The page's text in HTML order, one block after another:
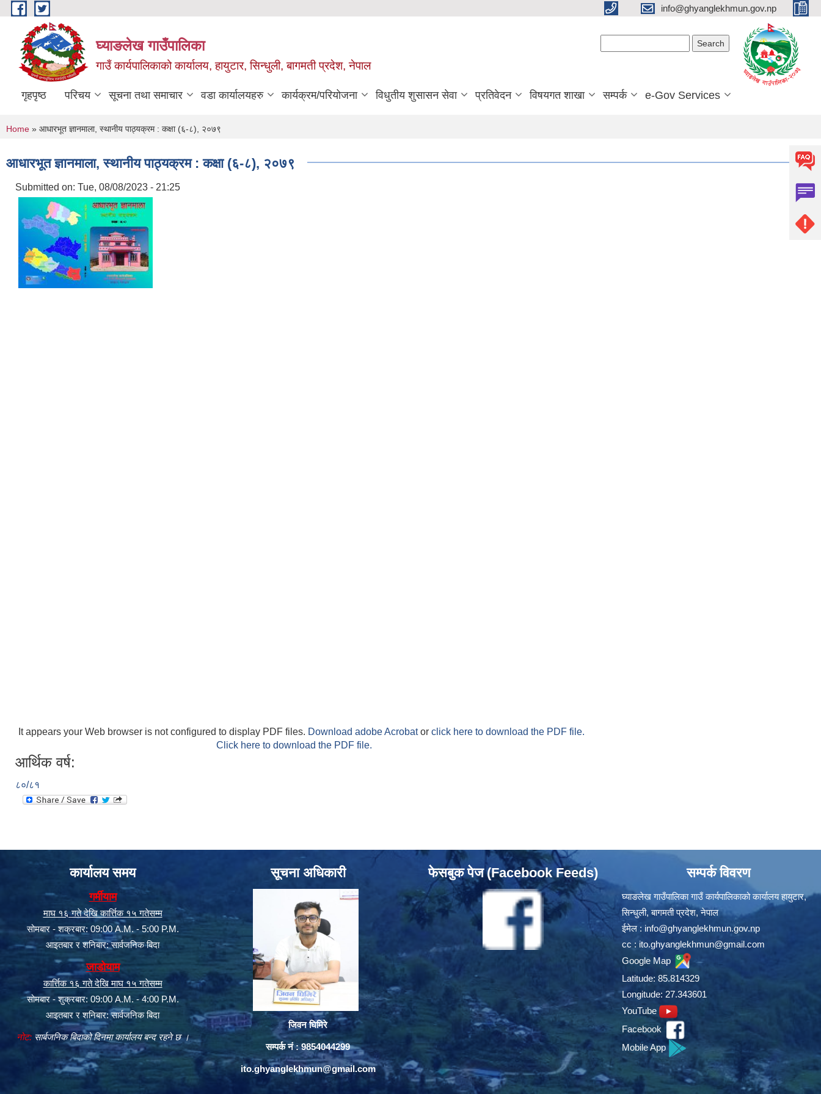
Skip to main content info@ghyanglekhmun.gov.np
घ्याङलेख गाउँपालिका
गाउँ कार्यपालिकाको कार्यालय, हायुटार, सिन्धुली, बागमती प्रदेश, नेपाल
गृहपृष्ठ परिचय सूचना तथा समाचार वडा कार्यालयहरु कार्यक्रम/परियोजना विधुतीय शुसासन सेवा प्रतिवेदन विषयगत शाखा सम्पर्क e-Gov Services
You are here
Home » आधारभूत ज्ञानमाला, स्थानीय पाठ्यक्रम : कक्षा (६-८), २०७९
आधारभूत ज्ञानमाला, स्थानीय पाठ्यक्रम : कक्षा (६-८), २०७९
Submitted on: Tue, 08/08/2023 - 21:25
It appears your Web browser is not configured to display PDF files. Download adobe Acrobator click here to download the PDF file.
Click here to download the PDF file.
आर्थिक वर्ष:
८०/८१
कार्यालय समय
गर्मीयाम
माघ १६ गते देखि कार्त्तिक १५ गतेसम्म
सोमबार - शक्रबार: 09:00 A.M. - 5:00 P.M.
आइतबार र शनिबार: सार्वजनिक बिदा
जाडोयाम
कार्त्तिक १६ गते देखि माघ १५ गतेसम्म
सोमबार - शुक्रबार: 09:00 A.M. - 4:00 P.M.
आइतबार र शनिबार: सार्वजनिक बिदा
नोट:सार्बजनिक बिदाको दिनमा कार्यालय बन्द रहने छ ।
सूचना अधिकारी
जिवन घिमिरे
सम्पर्क नं : 9854044299
ito.ghyanglekhmun@gmail.com
फेसबुक पेज (Facebook Feeds) सम्पर्क विवरण
घ्याङलेख गाउँपालिका गाउँ कार्यपालिकाको कार्यालय हायुटार,
सिन्धुली, बागमती प्रदेश, नेपाल
ईमेल : info@ghyanglekhmun.gov.np
cc : ito.ghyanglekhmun@gmail.com
Google Map
Latitude: 85.814329
Longitude: 27.343601
YouTube
Facebook
Mobile App